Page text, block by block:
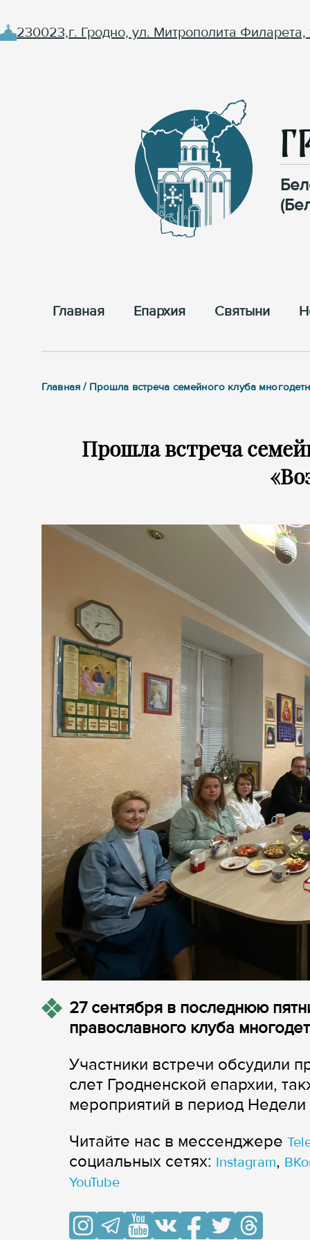
230023,г. Гродно, ул. Митрополита Филарета,
Главная Епархия Cвятыни
Главная / Прошла встреча семейного клуба
Прошла встреча
27 сентября в последнюю
православного клуба
Участники встречи обсудили
слет Гродненской епархии,
мероприятий в период
Читайте нас в мессенджере
cоциальных сетях: Instagram,
YouTube